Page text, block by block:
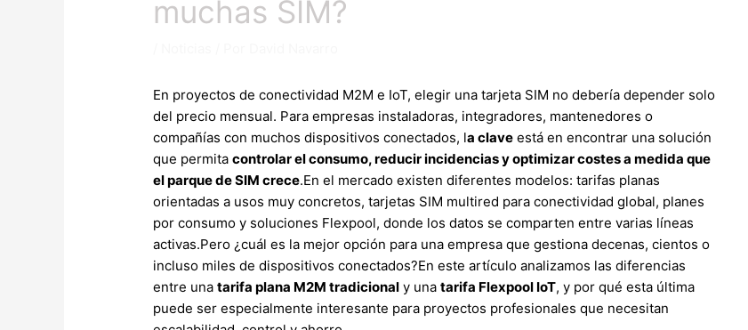
muchas SIM?
En proyectos de conectividad M2M e IoT, elegir una tarjeta SIM no debería depender solo
del precio mensual. Para empresas instaladoras, integradores, mantenedores o
compañías con muchos dispositivos conectados, la clave está en encontrar una solución
que permitacontrolar el consumo, reducir incidencias y optimizar costes a medida que
el parque de SIM crece.En el mercado existen diferentes modelos: tarifas planas
orientadas a usos muy concretos, tarjetas SIM multired para conectividad global, planes
por consumo y soluciones Flexpool, donde los datos se comparten entre varias líneas
activas.Pero ¿cuál es la mejor opción para una empresa que gestiona decenas, cientos o
incluso miles de dispositivos conectados?En este artículo analizamos las diferencias
entre unatarifa plana M2M tradicional y unatarifa Flexpool IoT, y por qué esta última
puede ser especialmente interesante para proyectos profesionales que necesitan